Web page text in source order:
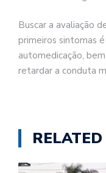
Buscar a avaliação
primeiros sintomas
automedicação,
retardar a conduta